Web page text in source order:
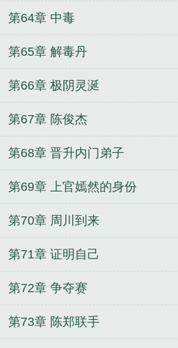
第64章 中毒
第65章 解毒丹
第66章 极阴灵涎
第67章 陈俊杰
第68章 晋升内门弟子
第69章 上官嫣然的身份
第70章 周川到来
第71章 证明自己
第72章 争夺赛
第73章 陈郑联手